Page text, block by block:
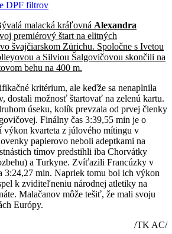
malacká kráľovná Alexandra
premiérový štart na elitných
švajčiarskom Zürichu. Spoločne s Ivetou
a Silviou Šalgovičovou skončili na
behu na 400 m.
kritérium, ale keďže sa nenaplnila
dostali možnosť štartovať na zelenú kartu.
úseku, kolík prevzala od prvej členky
Finálny čas 3:39,55 min je o
výkon kvarteta z júlového mítingu v
papierovo neboli adeptkami na
tímov predstihli iba Chorvátky
a Turkyne. Zvíťazili Francúzky v
3:24,27 min. Napriek tomu bol ich výkon
k zviditeľneniu národnej atletiky na
Malačanov môže tešiť, že mali svoju
Európy.
/TK AC/